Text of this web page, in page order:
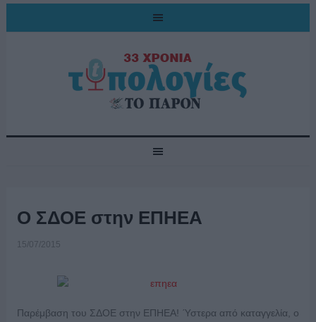
Ο ΣΔΟΕ στην ΕΠΗΕΑ
15/07/2015
Παρέμβαση του ΣΔΟΕ στην ΕΠΗΕΑ! Ύστερα από καταγγελία, ο